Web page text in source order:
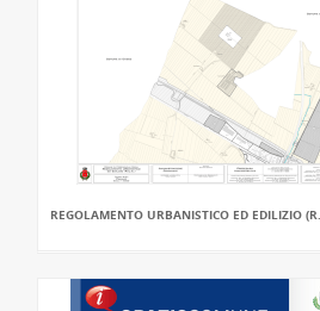
REGOLAMENTO URBANISTICO ED EDILIZIO